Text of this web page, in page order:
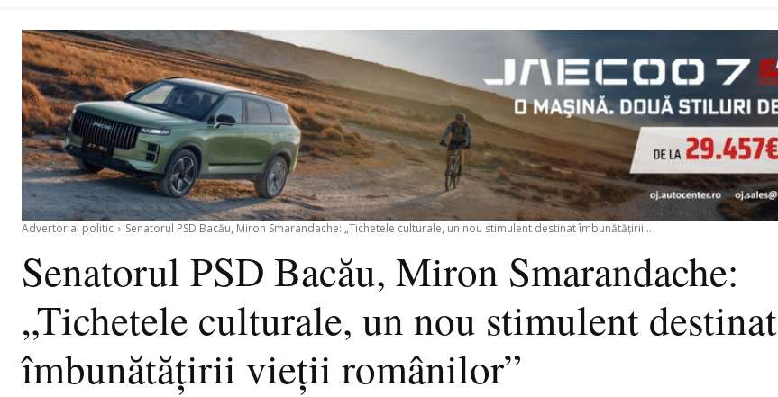
Advertorial politic Senatorul PSD Bacău, Miron Smarandache: „Tichetele culturale, un nou stimulent destinat îmbunătăţirii...
Senatorul PSD Bacău, Miron Smarandache:
„Tichetele culturale, un nou stimulent destinat
îmbunătăţirii vieţii românilor”